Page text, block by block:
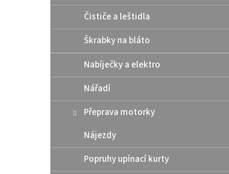
Čističe a leštidla
Škrabky na bláto
Nabíječky a elektro
Nářadí
Přeprava motorky
Nájezdy
Popruhy upínací kurty